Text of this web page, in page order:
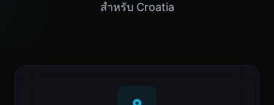
สำหรับ Croatia